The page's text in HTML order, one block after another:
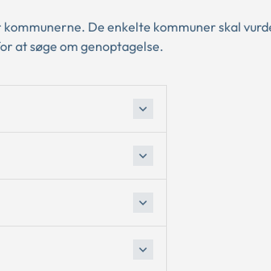
De enkelte kommuner skal
at søge om genoptagelse.